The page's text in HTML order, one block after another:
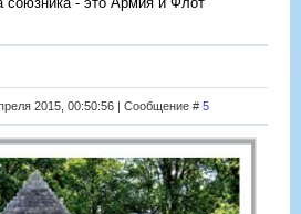
2015, 00:50:56 | Сообщение # 5